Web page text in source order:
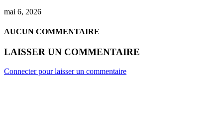
mai 6, 2026
AUCUN COMMENTAIRE
LAISSER UN COMMENTAIRE
Connecter pour laisser un commentaire